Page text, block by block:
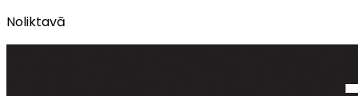
Noliktavā